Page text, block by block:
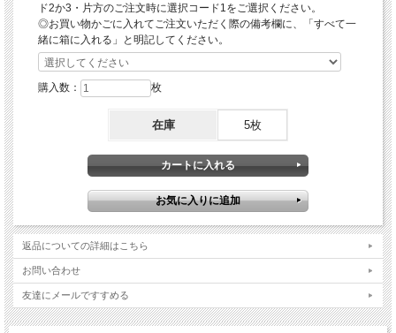
※冷凍庫は破損の原因となりますので、絶対にしないようにご注意ください。
〇器にやさしいお取り扱い－お使いいただく前に器を水につける
※お料理を引き立てると共に、醤油などの糖分によるカビの発生を抑制します。
「白姫という作風」
伝統的工芸品萩焼の指定材料にある萩焼の基本となる「大道土」で水曳きし、乾燥
させながら高台や高台脇を削り全体の形を整えしっかり乾燥させて素焼きをし、わ
ら灰釉を掛け酸化焼成で本焼をし窯出しをして焼ヒビなどが無いかをしっかりチェ
系になる場合とベージュ系になる場合があります。
大道土はとても肌理の細かいやさしい風合いになることから「姫土」とも言われ、
当店では「白姫」と命名しております。
…
【ギフト対応について】
◎オプションの箱をご注文の場合は、包装紙での包装・ギフト対応(のし紙掛け・
メッセージカード)を無料で承ります。
【作品に関して】
ド2か3・片方のご注文時に選択コード1をご選択ください。
◎お買い物かごに入れてご注文いただく際の備考欄に、「すべて一
緒に箱に入れる」と明記してください。
購入数： 枚
在庫 5枚
返品についての詳細はこちら
お問い合わせ
友達にメールですすめる